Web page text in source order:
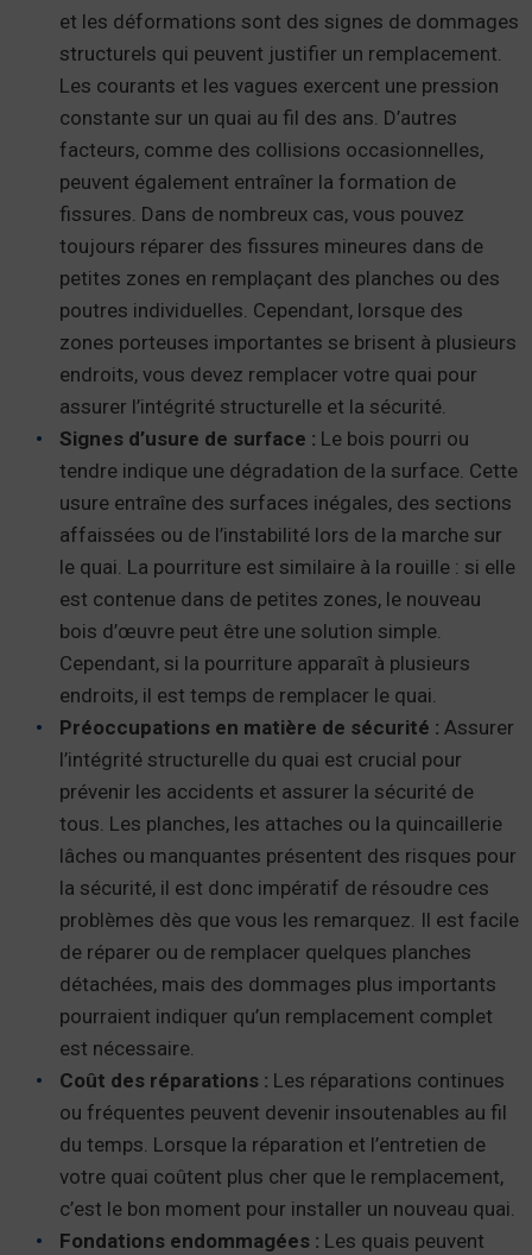
et les déformations sont des signes de dommages
structurels qui peuvent justifier un remplacement.
Les courants et les vagues exercent une pression
constante sur un quai au fil des ans. D’autres
facteurs, comme des collisions occasionnelles,
peuvent également entraîner la formation de
fissures. Dans de nombreux cas, vous pouvez
toujours réparer des fissures mineures dans de
petites zones en remplaçant des planches ou des
poutres individuelles. Cependant, lorsque des
zones porteuses importantes se brisent à plusieurs
endroits, vous devez remplacer votre quai pour
assurer l’intégrité structurelle et la sécurité.
Signes d’usure de surface : Le bois pourri ou
tendre indique une dégradation de la surface. Cette
usure entraîne des surfaces inégales, des sections
affaissées ou de l’instabilité lors de la marche sur
le quai. La pourriture est similaire à la rouille : si elle
est contenue dans de petites zones, le nouveau
bois d’œuvre peut être une solution simple.
Cependant, si la pourriture apparaît à plusieurs
endroits, il est temps de remplacer le quai.
Préoccupations en matière de sécurité : Assurer
l’intégrité structurelle du quai est crucial pour
prévenir les accidents et assurer la sécurité de
tous. Les planches, les attaches ou la quincaillerie
lâches ou manquantes présentent des risques pour
la sécurité, il est donc impératif de résoudre ces
problèmes dès que vous les remarquez. Il est facile
de réparer ou de remplacer quelques planches
détachées, mais des dommages plus importants
pourraient indiquer qu’un remplacement complet
est nécessaire.
Coût des réparations : Les réparations continues
ou fréquentes peuvent devenir insoutenables au fil
du temps. Lorsque la réparation et l’entretien de
votre quai coûtent plus cher que le remplacement,
c’est le bon moment pour installer un nouveau quai.
Fondations endommagées : Les quais peuvent